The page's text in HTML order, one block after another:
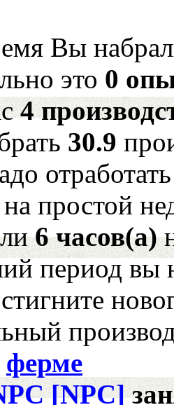
Вы
это 0
4
30.9
отработать
на простой
6 часов(а)
период вы
ферме
[NPC]